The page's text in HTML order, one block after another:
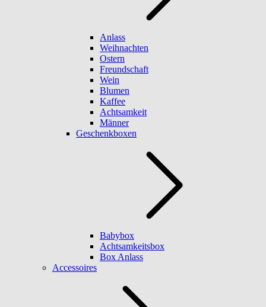
Anlass
Weihnachten
Ostern
Freundschaft
Wein
Blumen
Kaffee
Achtsamkeit
Männer
Geschenkboxen
Babybox
Achtsamkeitsbox
Box Anlass
Accessoires